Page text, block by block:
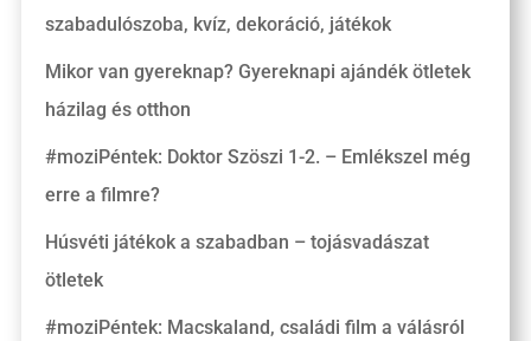
szabadulószoba, kvíz, dekoráció, játékok
Mikor van gyereknap? Gyereknapi ajándék ötletek
házilag és otthon
#moziPéntek: Doktor Szöszi 1-2. – Emlékszel még
erre a filmre?
Húsvéti játékok a szabadban – tojásvadászat
ötletek
#moziPéntek: Macskaland, családi film a válásról